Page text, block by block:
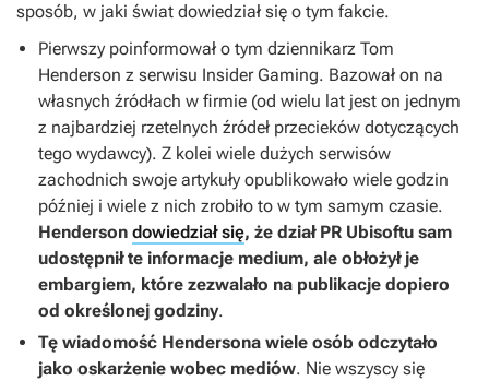
sposób, w jaki świat dowiedział się o tym fakcie.
Pierwszy poinformował o tym dziennikarz Tom
Henderson z serwisu Insider Gaming. Bazował on na
własnych źródłach w firmie (od wielu lat jest on jednym
z najbardziej rzetelnych źródeł przecieków dotyczących
tego wydawcy). Z kolei wiele dużych serwisów
zachodnich swoje artykuły opublikowało wiele godzin
później i wiele z nich zrobiło to w tym samym czasie.
Henderson dowiedział się, że dział PR Ubisoftu sam
udostępnił te informacje medium, ale obłożył je
embargiem, które zezwalało na publikacje dopiero
od określonej godziny.
Tę wiadomość Hendersona wiele osób odczytało
jako oskarżenie wobec mediów. Nie wszyscy się